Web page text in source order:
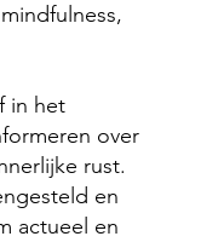
in het
over
rust.
en
actueel en